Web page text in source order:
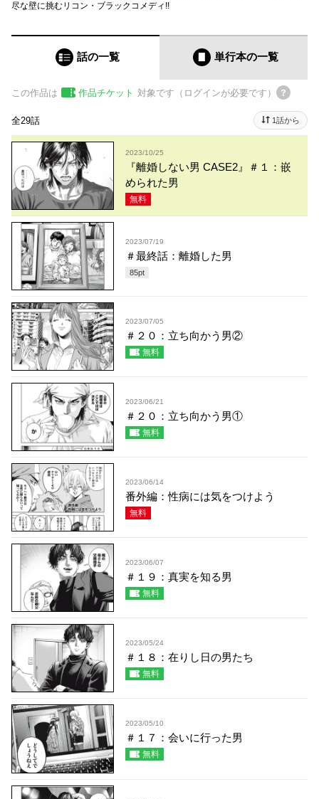
尽な壁に挑むリコン・ブラックコメディ!!
話の一覧 単行本の一覧
この作品は 作品チケット 対象です（ログインが必要です）
全29話 1話から
2023/10/25
『離婚しない男 CASE2』＃１：嵌
められた男
無料
2023/07/19
＃最終話：離婚した男
85pt
2023/07/05
＃２０：立ち向かう男②
無料
2023/06/21
＃２０：立ち向かう男①
無料
2023/06/14
番外編：性病には気をつけよう
無料
2023/06/07
＃１９：真実を知る男
無料
2023/05/24
＃１８：在りし日の男たち
無料
2023/05/10
＃１７：会いに行った男
無料